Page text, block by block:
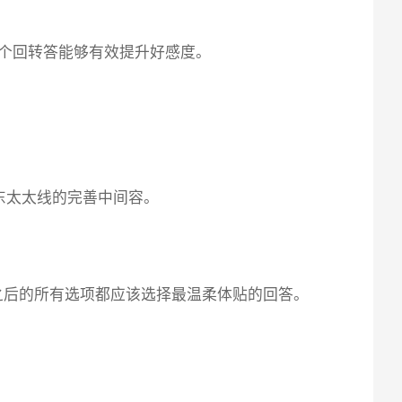
转答能够有效提升好感度。
太线的完善中间容。
的所有选项都应该选择最温柔体贴的回答。